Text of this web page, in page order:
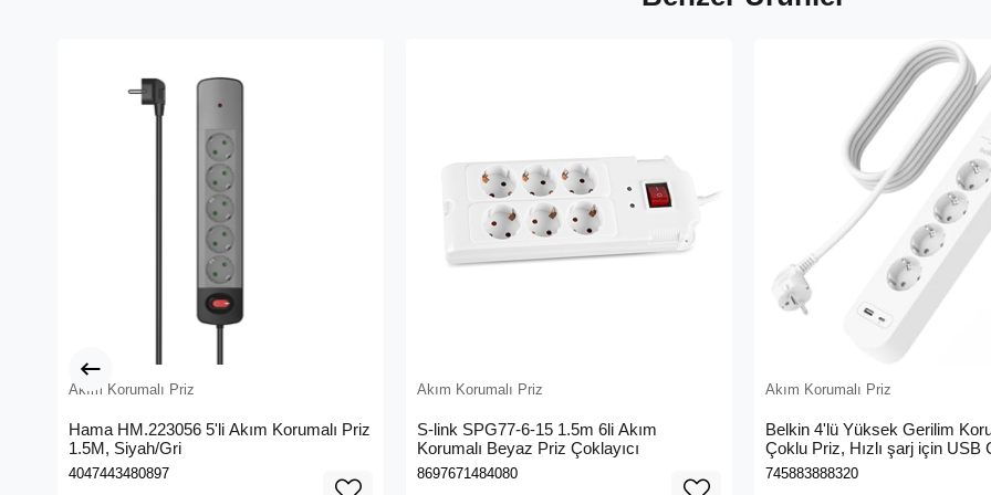
Akım Korumalı Priz
Hama HM.223056 5'li Akım Korumalı Priz
1.5M, Siyah/Gri
4047443480897
Akım Korumalı Priz
S-link SPG77-6-15 1.5m 6li Akım
Korumalı Beyaz Priz Çoklayıcı
8697671484080
Akım Korumalı Priz
Belkin 4'lü Yüksek Gerilim
Çoklu Priz, Hızlı şarj için USB
USB-C ve USB-A, 525 jul
745883888320